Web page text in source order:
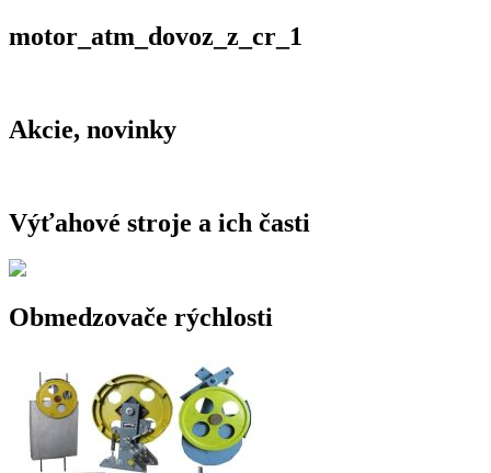
motor_atm_dovoz_z_cr_1
Akcie, novinky
Výťahové stroje a ich časti
Obmedzovače rýchlosti